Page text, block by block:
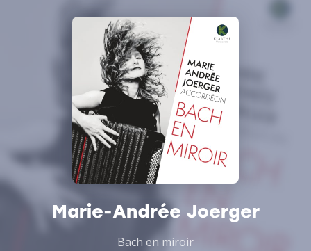
Marie-Andrée Joerger
Bach en miroir